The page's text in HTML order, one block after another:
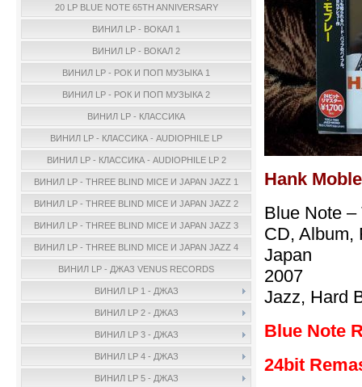
20 LP BLUE NOTE 65TH ANNIVERSARY
ВИНИЛ LP - ВОКАЛ 1
ВИНИЛ LP - ВОКАЛ 2
ВИНИЛ LP - РОК И ПОП МУЗЫКА 1
ВИНИЛ LP - РОК И ПОП МУЗЫКА 2
ВИНИЛ LP - КЛАССИКА
ВИНИЛ LP - КЛАССИКА - AUDIOPHILE LP
ВИНИЛ LP - КЛАССИКА - AUDIOPHILE LP 2
ВИНИЛ LP - THREE BLIND MICE И JAPAN JAZZ 1
ВИНИЛ LP - THREE BLIND MICE И JAPAN JAZZ 2
ВИНИЛ LP - THREE BLIND MICE И JAPAN JAZZ 3
ВИНИЛ LP - THREE BLIND MICE И JAPAN JAZZ 4
ВИНИЛ LP - ДЖАЗ VENUS RECORDS
ВИНИЛ LP 1 - ДЖАЗ
ВИНИЛ LP 2 - ДЖАЗ
ВИНИЛ LP 3 - ДЖАЗ
ВИНИЛ LP 4 - ДЖАЗ
ВИНИЛ LP 5 - ДЖАЗ
Hank
Blue Note –
CD, Album,
Japan
2007
Jazz, Hard
Blue Note
24bit